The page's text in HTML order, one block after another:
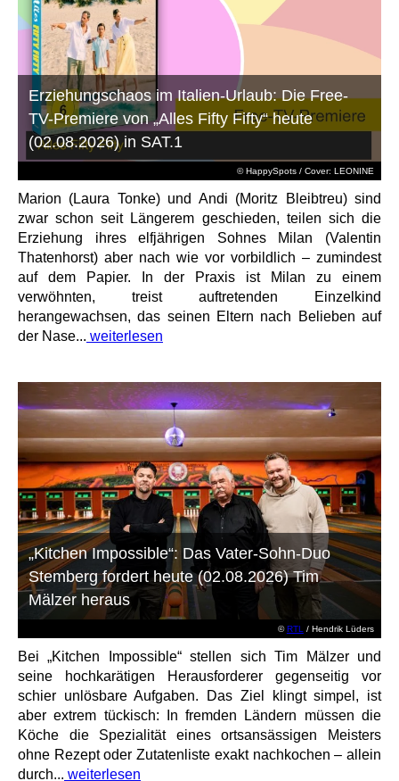
© HappySpots / Cover: LEONINE
Erziehungschaos im Italien-Urlaub: Die Free-
TV-Premiere von „Alles Fifty Fifty“ heute
(02.08.2026) in SAT.1
Marion (Laura Tonke) und Andi (Moritz Bleibtreu) sind
zwar schon seit Längerem geschieden, teilen sich die
Erziehung ihres elfjährigen Sohnes Milan (Valentin
Thatenhorst) aber nach wie vor vorbildlich – zumindest
auf dem Papier. In der Praxis ist Milan zu einem
verwöhnten, treist auftretenden Einzelkind
herangewachsen, das seinen Eltern nach Belieben auf
der Nase... weiterlesen
©RTL / Hendrik Lüders
„Kitchen Impossible“: Das Vater-Sohn-Duo
Stemberg fordert heute (02.08.2026) Tim
Mälzer heraus
Bei „Kitchen Impossible“ stellen sich Tim Mälzer und
seine hochkarätigen Herausforderer gegenseitig vor
schier unlösbare Aufgaben. Das Ziel klingt simpel, ist
aber extrem tückisch: In fremden Ländern müssen die
Köche die Spezialität eines ortsansässigen Meisters
ohne Rezept oder Zutatenliste exakt nachkochen – allein
durch... weiterlesen